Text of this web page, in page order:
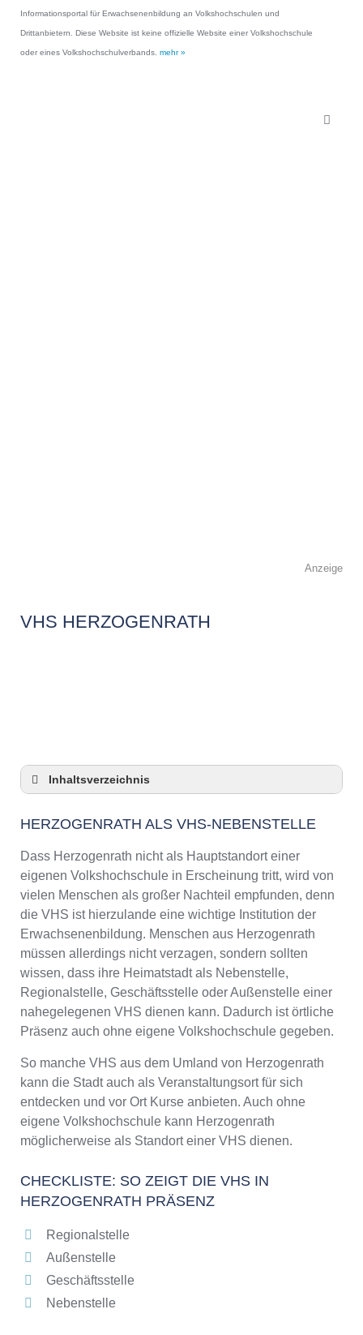
Informationsportal für Erwachsenenbildung an Volkshochschulen und
Drittanbietern. Diese Website ist keine offizielle Website einer Volkshochschule
oder eines Volkshochschulverbands. mehr »
Anzeige
VHS HERZOGENRATH
Inhaltsverzeichnis
Checkliste: So zeigt die VHS in Herzogenrath
3 Tipps für Interessierte aus Herzogenrath an
VHS-Kursen
VHS Herzogenrath Kurse und Umgebung
VHS Herzogenrath – Öffnungszeiten und
Telefonnummer
Online-Kurse – Alternative Angebote zu einem
Kurs an der VHS
Top-Kurse an der Abendschule Herzogenrath
Weiterbildung in Herzogenrath
HERZOGENRATH ALS VHS-NEBENSTELLE
Dass Herzogenrath nicht als Hauptstandort einer
eigenen Volkshochschule in Erscheinung tritt, wird von
vielen Menschen als großer Nachteil empfunden, denn
die VHS ist hierzulande eine wichtige Institution der
Erwachsenenbildung. Menschen aus Herzogenrath
müssen allerdings nicht verzagen, sondern sollten
wissen, dass ihre Heimatstadt als Nebenstelle,
Regionalstelle, Geschäftsstelle oder Außenstelle einer
nahegelegenen VHS dienen kann. Dadurch ist örtliche
Präsenz auch ohne eigene Volkshochschule gegeben.
So manche VHS aus dem Umland von Herzogenrath
kann die Stadt auch als Veranstaltungsort für sich
entdecken und vor Ort Kurse anbieten. Auch ohne
eigene Volkshochschule kann Herzogenrath
möglicherweise als Standort einer VHS dienen.
CHECKLISTE: SO ZEIGT DIE VHS IN
HERZOGENRATH PRÄSENZ
Regionalstelle
Außenstelle
Geschäftsstelle
Nebenstelle